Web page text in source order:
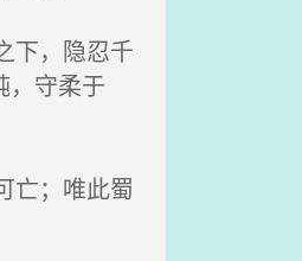
下，隐忍千
，守柔于
亡；唯此蜀